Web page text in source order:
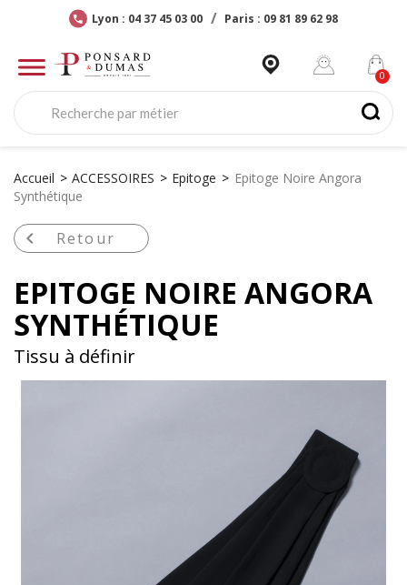
Lyon : 04 37 45 03 00 Paris : 09 81 89 62 98
Accueil ACCESSOIRES Epitoge
Epitoge Noire Angora
Synthétique
 Retour
EPITOGE NOIRE ANGORA
SYNTHÉTIQUE
Tissu à définir